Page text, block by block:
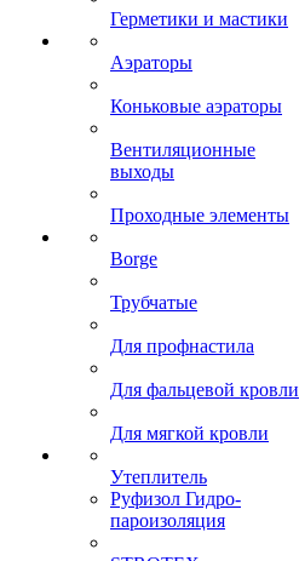
Герметики и мастики
Аэраторы
Коньковые аэраторы
Вентиляционные
выходы
Проходные элементы
Borge
Трубчатые
Для профнастила
Для фальцевой кровли
Для мягкой кровли
Утеплитель
Руфизол Гидро-
пароизоляция